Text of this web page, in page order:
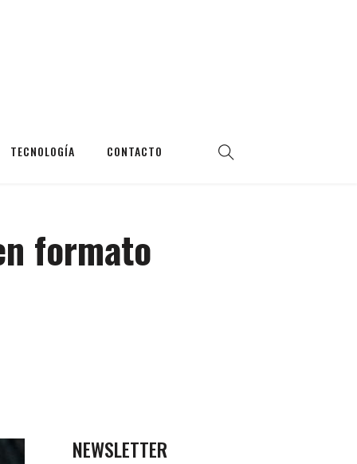
TECNOLOGÍA CONTACTO
formato
NEWSLETTER